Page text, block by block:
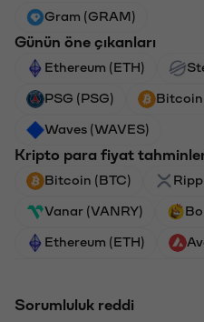
Gram (GRAM)
Günün öne çıkanları
Ethereum (ETH)
PSG (PSG) Bitcoin
Waves (WAVES)
Kripto para fiyat
Bitcoin (BTC)
Vanar (VANRY)
Ethereum (ETH)
Sorumluluk reddi